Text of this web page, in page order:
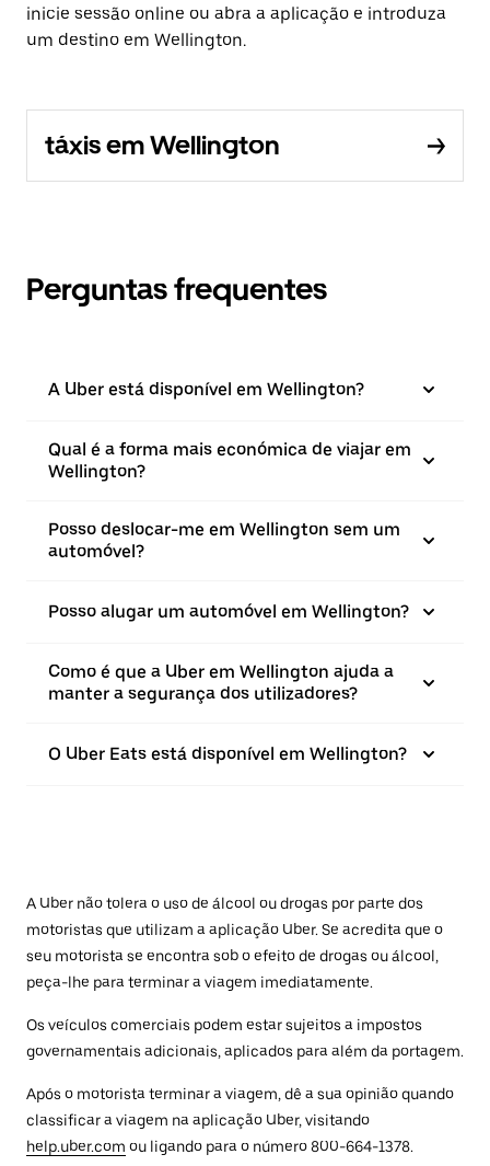
inicie sessão online ou abra a aplicação e introduza
um destino em Wellington.
táxis em Wellington
Perguntas frequentes
A Uber está disponível em Wellington?
Qual é a forma mais económica de viajar em
Wellington?
Posso deslocar-me em Wellington sem um
automóvel?
Posso alugar um automóvel em Wellington?
Como é que a Uber em Wellington ajuda a
manter a segurança dos utilizadores?
O Uber Eats está disponível em Wellington?
A Uber não tolera o uso de álcool ou drogas por parte dos
motoristas que utilizam a aplicação Uber. Se acredita que o
seu motorista se encontra sob o efeito de drogas ou álcool,
peça-lhe para terminar a viagem imediatamente.
Os veículos comerciais podem estar sujeitos a impostos
governamentais adicionais, aplicados para além da portagem.
Após o motorista terminar a viagem, dê a sua opinião quando
classificar a viagem na aplicação Uber, visitando
help.uber.com ou ligando para o número 800-664-1378.